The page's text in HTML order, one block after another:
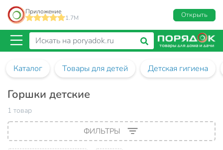
Приложение
1.7M
Открыть
Каталог Товары для детей Детская гигиена
Горшки детские
1 товар
ФИЛЬТРЫ